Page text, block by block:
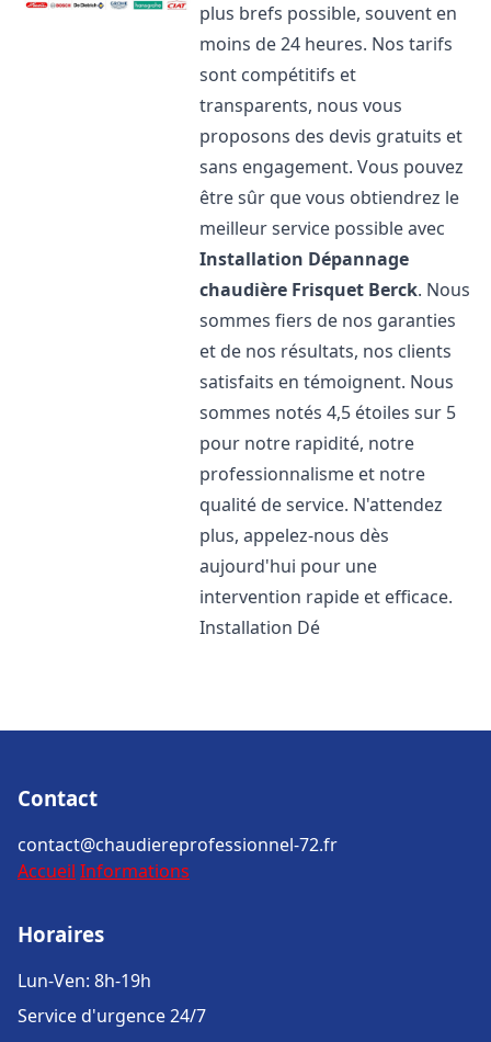
plus brefs possible, souvent en
moins de 24 heures. Nos tarifs
sont compétitifs et
transparents, nous vous
proposons des devis gratuits et
sans engagement. Vous pouvez
être sûr que vous obtiendrez le
meilleur service possible avec
Installation Dépannage
chaudière Frisquet Berck. Nous
sommes fiers de nos garanties
et de nos résultats, nos clients
satisfaits en témoignent. Nous
sommes notés 4,5 étoiles sur 5
pour notre rapidité, notre
professionnalisme et notre
qualité de service. N'attendez
plus, appelez-nous dès
aujourd'hui pour une
intervention rapide et efficace.
Installation Dé
Contact
contact@chaudiereprofessionnel-72.fr
Accueil Informations
Horaires
Lun-Ven: 8h-19h
Service d'urgence 24/7